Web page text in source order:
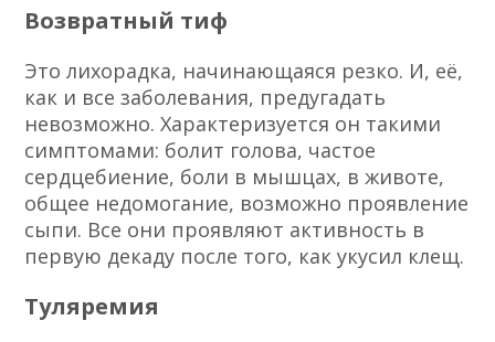
Возвратный тиф
Это лихорадка, начинающаяся резко. И, её,
как и все заболевания, предугадать
невозможно. Характеризуется он такими
симптомами: болит голова, частое
сердцебиение, боли в мышцах, в животе,
общее недомогание, возможно проявление
сыпи. Все они проявляют активность в
первую декаду после того, как укусил клещ.
Туляремия